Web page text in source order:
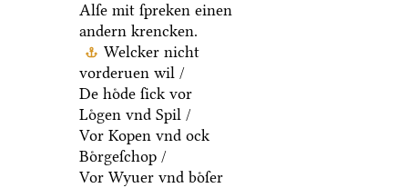
Alſe mit ſpreken einen
andern krencken.
Welcker nicht
vorderuen wil /
De hoͤde ſick vor
Loͤgen vnd Spil /
Vor Kopen vnd ock
Boͤrgeſchop /
Vor Wyuer vnd boͤſer